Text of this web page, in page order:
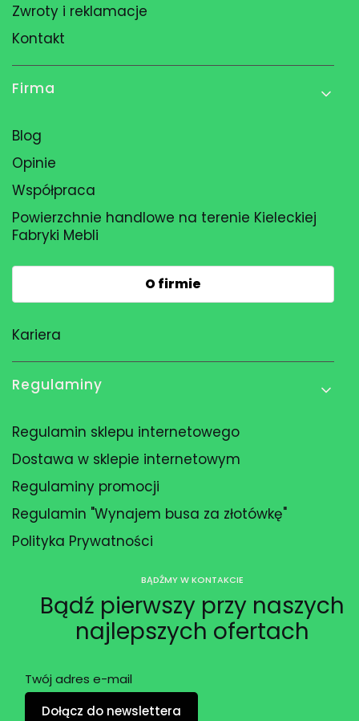
Zwroty i reklamacje
Kontakt
Firma
Blog
Opinie
Współpraca
Powierzchnie handlowe na terenie Kieleckiej
Fabryki Mebli
O firmie
Kariera
Regulaminy
Regulamin sklepu internetowego
Dostawa w sklepie internetowym
Regulaminy promocji
Regulamin "Wynajem busa za złotówkę"
Polityka Prywatności
BĄDŹMY W KONTAKCIE
Bądź pierwszy przy naszych
najlepszych ofertach
Twój adres e-mail
Dołącz do newslettera